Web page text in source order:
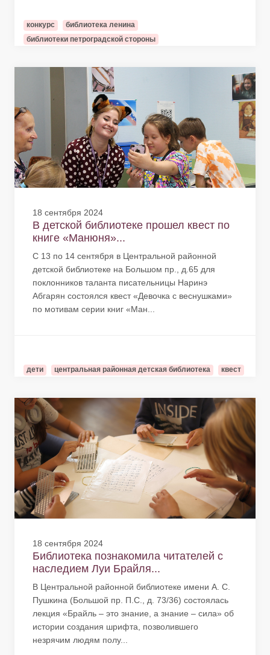
конкурс
библиотека ленина
библиотеки петроградской стороны
18 сентября 2024
В детской библиотеке прошел квест по
книге «Манюня»...
С 13 по 14 сентября в Центральной районной
детской библиотеке на Большом пр., д.65 для
поклонников таланта писательницы Наринэ
Абгарян состоялся квест «Девочка с веснушками»
по мотивам серии книг «Ман...
дети центральная районная детская библиотека квест
18 сентября 2024
Библиотека познакомила читателей с
наследием Луи Брайля...
В Центральной районной библиотеке имени А. С.
Пушкина (Большой пр. П.С., д. 73/36) состоялась
лекция «Брайль – это знание, а знание – сила» об
истории создания шрифта, позволившего
незрячим людям полу...